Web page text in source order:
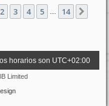
de 14
2 3 4 5 14
horarios son UTC+02:00
Limited